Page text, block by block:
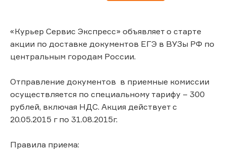
«Курьер Сервис Экспресс» объявляет о старте
акции по доставке документов ЕГЭ в ВУЗы РФ по
центральным городам России.
Отправление документов в приемные комиссии
осуществляется по специальному тарифу – 300
рублей, включая НДС. Акция действует с
20.05.2015 г по 31.08.2015г.
Правила приема: